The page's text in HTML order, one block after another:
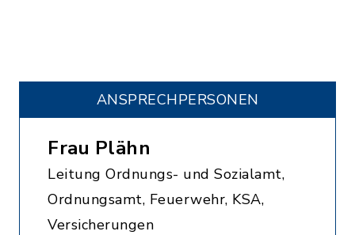
ANSPRECHPERSONEN
Frau Plähn
Leitung Ordnungs- und Sozialamt,
Ordnungsamt, Feuerwehr, KSA,
Versicherungen